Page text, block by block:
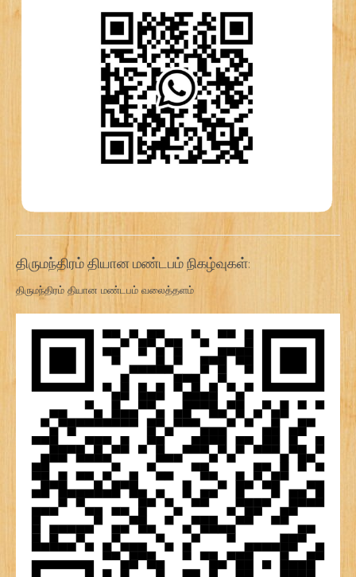
திருமந்திரம் தியான மண்டபம் நிகழ்வுகள்:
திருமந்திரம் தியான மண்டபம் வலைத்தளம்